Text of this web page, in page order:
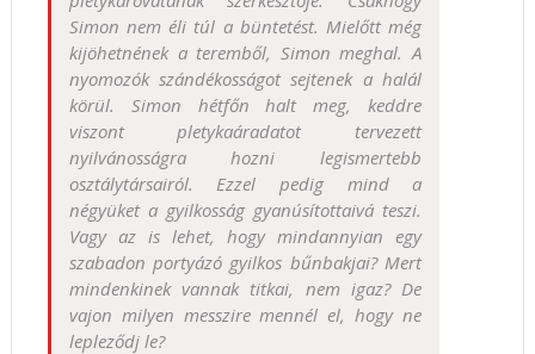
Simon nem éli túl a büntetést. Mielőtt még
kijöhetnének a teremből, Simon meghal. A
nyomozók szándékosságot sejtenek a halál
körül. Simon hétfőn halt meg, keddre
viszont pletykaáradatot tervezett
nyilvánosságra hozni legismertebb
osztálytársairól. Ezzel pedig mind a
négyüket a gyilkosság gyanúsítottaivá teszi.
Vagy az is lehet, hogy mindannyian egy
szabadon portyázó gyilkos bűnbakjai? Mert
mindenkinek vannak titkai, nem igaz? De
vajon milyen messzire mennél el, hogy ne
lepleződj le?